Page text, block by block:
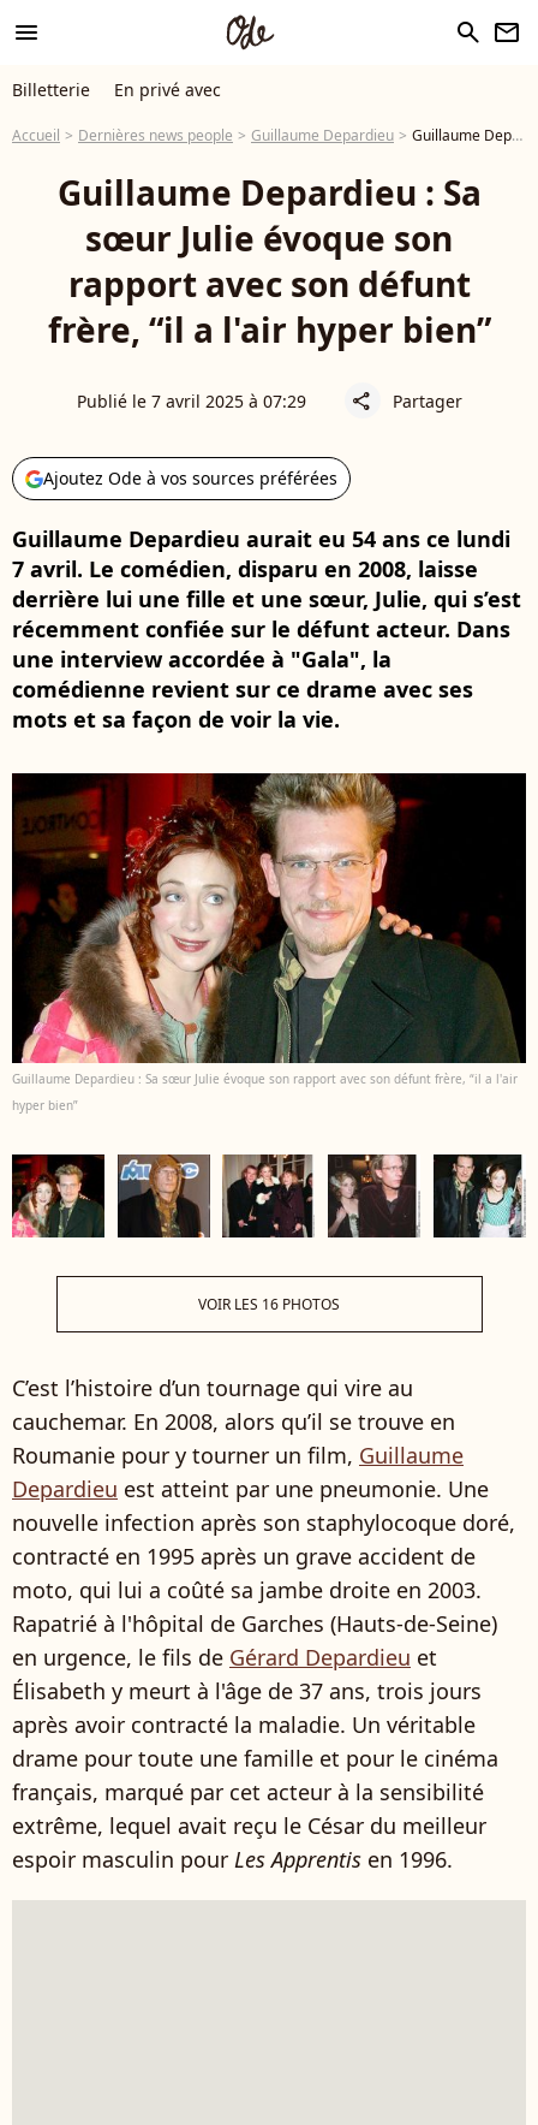
menu search newsletter
Billetterie En privé avec
Accueil Dernières news people Guillaume Depardieu Guillaume Depardieu : Sa sœur Julie évoque son rapport avec son défunt frère, “il a l'air hyper bien”
Guillaume Depardieu : Sa
sœur Julie évoque son
rapport avec son défunt
frère, “il a l'air hyper bien”
Publié le 7 avril 2025 à 07:29 share Partager
Ajoutez Ode à vos sources préférées
Guillaume Depardieu aurait eu 54 ans ce lundi
7 avril. Le comédien, disparu en 2008, laisse
derrière lui une fille et une sœur, Julie, qui s’est
récemment confiée sur le défunt acteur. Dans
une interview accordée à "Gala", la
comédienne revient sur ce drame avec ses
mots et sa façon de voir la vie.
Guillaume Depardieu : Sa sœur Julie évoque son rapport avec son défunt frère, “il a l'air
hyper bien”
VOIR LES 16 PHOTOS
C’est l’histoire d’un tournage qui vire au
cauchemar. En 2008, alors qu’il se trouve en
Roumanie pour y tourner un film, Guillaume
Depardieu est atteint par une pneumonie. Une
nouvelle infection après son staphylocoque doré,
contracté en 1995 après un grave accident de
moto, qui lui a coûté sa jambe droite en 2003.
Rapatrié à l'hôpital de Garches (Hauts-de-Seine)
en urgence, le fils de Gérard Depardieu et
Élisabeth y meurt à l'âge de 37 ans, trois jours
après avoir contracté la maladie. Un véritable
drame pour toute une famille et pour le cinéma
français, marqué par cet acteur à la sensibilité
extrême, lequel avait reçu le César du meilleur
espoir masculin pour Les Apprentis en 1996.